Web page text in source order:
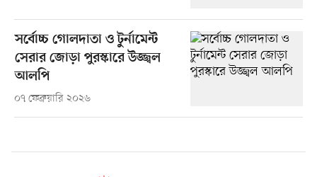
সর্বোচ্চ গোলদাতা ও টুর্নামেন্ট
সেরার জোড়া পুরস্কারে উজ্জ্বল
আলপি
০৭ ফেব্রুয়ারি ২০২৬